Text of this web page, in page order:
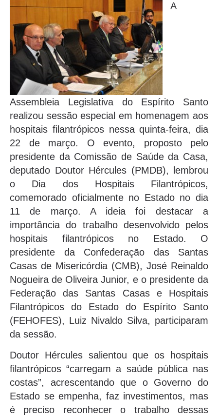
A
Assembleia Legislativa do Espírito Santo
realizou sessão especial em homenagem aos
hospitais filantrópicos nessa quinta-feira, dia
22 de março. O evento, proposto pelo
presidente da Comissão de Saúde da Casa,
deputado Doutor Hércules (PMDB), lembrou
o Dia dos Hospitais Filantrópicos,
comemorado oficialmente no Estado no dia
11 de março. A ideia foi destacar a
importância do trabalho desenvolvido pelos
hospitais filantrópicos no Estado. O
presidente da Confederação das Santas
Casas de Misericórdia (CMB), José Reinaldo
Nogueira de Oliveira Junior, e o presidente da
Federação das Santas Casas e Hospitais
Filantrópicos do Estado do Espírito Santo
(FEHOFES), Luiz Nivaldo Silva, participaram
da sessão.
Doutor Hércules salientou que os hospitais
filantrópicos “carregam a saúde pública nas
costas”, acrescentando que o Governo do
Estado se empenha, faz investimentos, mas
é preciso reconhecer o trabalho dessas